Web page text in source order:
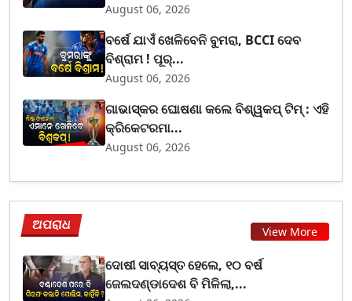
August 06, 2026
ବର୍ଷେ ଯାଏଁ ଖେଳିବେନି ବୁମରା, BCCI ଦେବ
ବିଶ୍ରାମ ! ପୂର୍...
August 06, 2026
ଗାଭାସ୍କର ଘୋଷଣା କଲେ ବିଶ୍ୱକପ୍ ଟିମ୍ : ଏହି
କ୍ରିକେଟରମା...
August 06, 2026
ଅପରାଧ View More
ଦୋଷୀ ସାବ୍ୟସ୍ତ ହେଲେ, ୧୦ ବର୍ଷ
ଜେଲଦଣ୍ଡାଦେଶ ବି ମିଳିଲା,...